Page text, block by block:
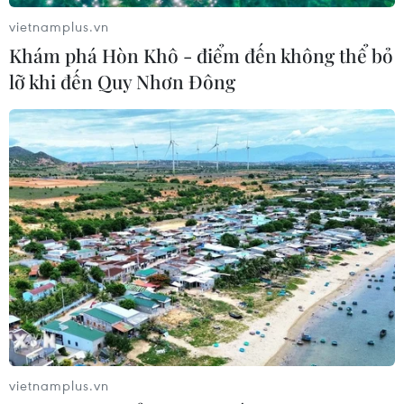
Xem thêm
CƠ QUAN CHỦ QUẢN: THÔNG TẤN XÃ VIỆT NAM
Tổng Biên tập: TRẦN TIẾN DUẨN
Phó Tổng Biên tập: NGUYỄN THỊ TÁM, KHÚC THANH
THỦY
Sở hữu trí tuệ
Quy định sử dụng
RSS
Hỗ trợ
Ngôn ngữ
vietnamplus.vn
Khám phá Hòn Khô - điểm đến không thể bỏ
lỡ khi đến Quy Nhơn Đông
vietnamplus.vn